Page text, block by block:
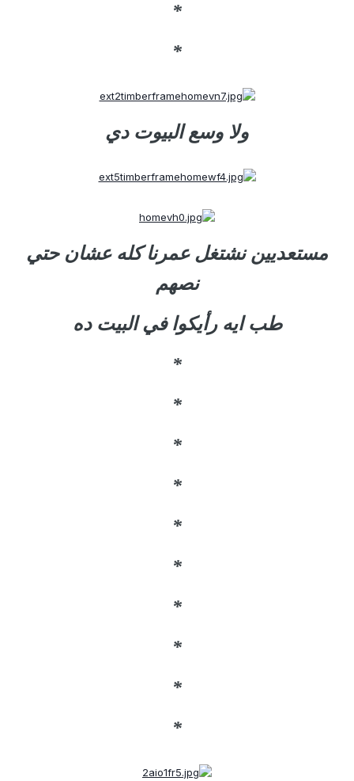
*
*
ولا وسع البيوت دي
مستعديين نشتغل عمرنا كله عشان حتي
نصهم
طب ايه رأيكوا في البيت ده
*
*
*
*
*
*
*
*
*
*